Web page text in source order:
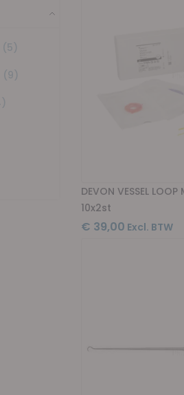
DEVON VESSEL
10x2st
€ 39,00
5
items
9
items